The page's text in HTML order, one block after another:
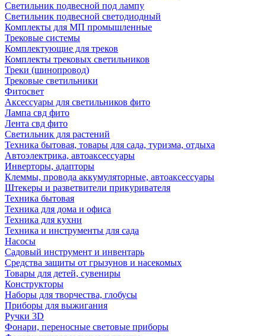
Светильник подвесной под лампу
Светильник подвесной светодиодный
Комплекты для МП промышленные
Трековые системы
Комплектующие для треков
Комплекты трековых светильников
Треки (шинопровод)
Трековые светильники
Фитосвет
Аксессуары для светильников фито
Лампа свд фито
Лента свд фито
Светильник для растений
Техника бытовая, товары для сада, туризма, отдыха
Автоэлектрика, автоаксессуары
Инверторы, адапторы
Клеммы, провода аккумуляторные, автоаксессуары
Штекеры и разветвители прикуривателя
Техника бытовая
Техника для дома и офиса
Техника для кухни
Техника и инструменты для сада
Насосы
Садовый инструмент и инвентарь
Средства защиты от грызунов и насекомых
Товары для детей, сувениры
Конструкторы
Наборы для творчества, глобусы
Приборы для выжигания
Ручки 3D
Фонари, переносные световые приборы